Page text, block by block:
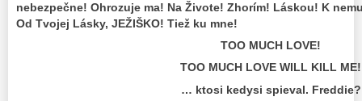
nebezpečne! Ohrozuje ma! Na Živote! Zhorím! Láskou! K
Od Tvojej Lásky, JEŽIŠKO! Tiež ku mne!
TOO MUCH LOVE!
TOO MUCH LOVE WILL KILL ME!
… ktosi kedysi spieval. Freddie?